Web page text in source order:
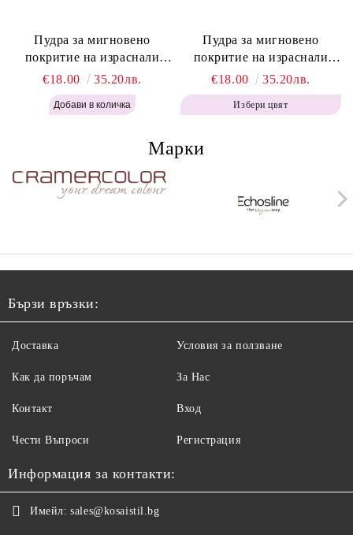
Пудра за мигновено
покритие на израснали
корени Топло Кафяво -
Labor Pro Instant Retouch
Powder - Warm Brown H643
€18.00 35.20лв.
Пудра за мигновено
покритие на израснали
корени Кафяво - Labor Pro
Instant Retouch Powder -
Brown H642
€18.00 35.20лв.
Избери цвят
Марки
Бързи връзки:
Доставка
Как да поръчам
Контакт
Чести Въпроси
Условия за ползване
За Нас
Вход
Регистрация
Информация за контакти:
Имейл: sales@kosaistil.bg